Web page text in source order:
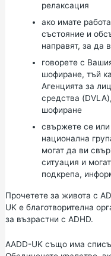
релаксация
ако имате
състояние и
направят, за да
говорете с
шофиране, тъй
Агенцията за
средства (DVLA),
шофиране
свържете се
национална
могат да ви
ситуация и
подкрепа,
Прочетете за живота с
UK е благотворителна
за възрастни с ADHD.
AADD-UK също има